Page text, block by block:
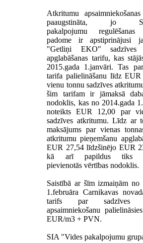
Atkritumu
paaugstināta, jo
pakalpojumu regulēšanas
padome ir apstiprinājusi
"Getliņi EKO" sadzīves
apglabāšanas tarifu, kas
2015.gada 1.janvāri. Tas
tarifa palielināšanu līdz
vienu tonnu sadzīves
šim tarifam ir jāmaksā
nodoklis, kas no 2014.gada
noteikts EUR 12,00 par
sadzīves atkritumu. Līdz ar
maksājums par vienas
atkritumu pieņemšanu
EUR 27,54 līdzšinējo EUR
kā arī papildus tiks
pievienotās vērtības nodoklis.
Saistībā ar šīm izmaiņām no
1.februāra Carnikavas
tarifs par sadzīves
apsaimniekošanu
EUR/m3 + PVN.
SIA "Vides pakalpojumu